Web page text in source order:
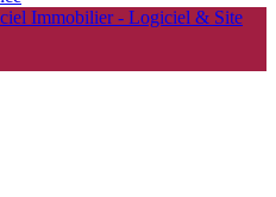
Immobilier - Logiciel & Site